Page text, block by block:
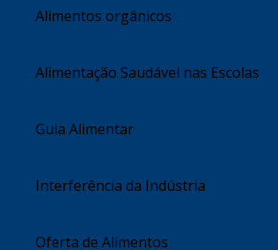
Alimentos orgânicos
Alimentação Saudável nas Escolas
Guia Alimentar
Interferência da Indústria
Oferta de Alimentos